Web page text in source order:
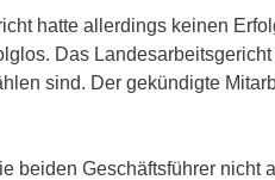
hatte allerdings keinen
Das
sind. Der gekündigte
beiden Geschäftsführer nicht